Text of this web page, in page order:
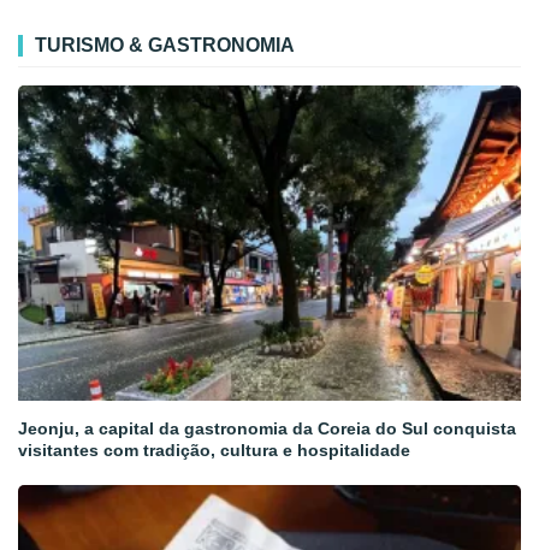
TURISMO & GASTRONOMIA
Jeonju, a capital da gastronomia da Coreia do Sul conquista
visitantes com tradição, cultura e hospitalidade